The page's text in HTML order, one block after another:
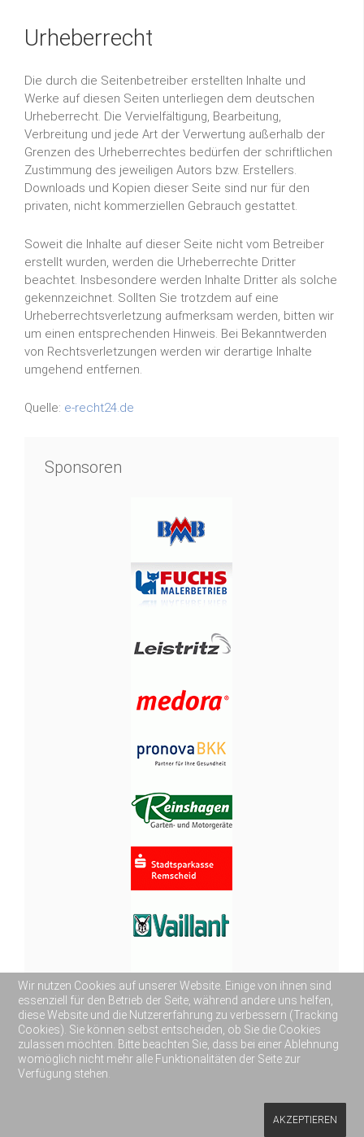
Urheberrecht
Die durch die Seitenbetreiber erstellten Inhalte und
Werke auf diesen Seiten unterliegen dem deutschen
Urheberrecht. Die Vervielfältigung, Bearbeitung,
Verbreitung und jede Art der Verwertung außerhalb der
Grenzen des Urheberrechtes bedürfen der schriftlichen
Zustimmung des jeweiligen Autors bzw. Erstellers.
Downloads und Kopien dieser Seite sind nur für den
privaten, nicht kommerziellen Gebrauch gestattet.
Soweit die Inhalte auf dieser Seite nicht vom Betreiber
erstellt wurden, werden die Urheberrechte Dritter
beachtet. Insbesondere werden Inhalte Dritter als solche
gekennzeichnet. Sollten Sie trotzdem auf eine
Urheberrechtsverletzung aufmerksam werden, bitten wir
um einen entsprechenden Hinweis. Bei Bekanntwerden
von Rechtsverletzungen werden wir derartige Inhalte
umgehend entfernen.
Quelle: e-recht24.de
Sponsoren
Wir nutzen Cookies auf unserer Website. Einige von ihnen sind
essenziell für den Betrieb der Seite, während andere uns helfen,
diese Website und die Nutzererfahrung zu verbessern (Tracking
Cookies). Sie können selbst entscheiden, ob Sie die Cookies
zulassen möchten. Bitte beachten Sie, dass bei einer Ablehnung
womöglich nicht mehr alle Funktionalitäten der Seite zur
Verfügung stehen.
AKZEPTIEREN